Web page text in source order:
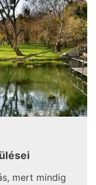
mert mindig